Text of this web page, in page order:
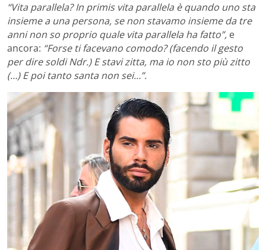
“Vita parallela? In primis vita parallela è quando uno sta
insieme a una persona, se non stavamo insieme da tre
anni non so proprio quale vita parallela ha fatto”, e
ancora: “Forse ti facevano comodo? (facendo il gesto
per dire soldi Ndr.) E stavi zitta, ma io non sto più zitto
(…) E poi tanto santa non sei…”.